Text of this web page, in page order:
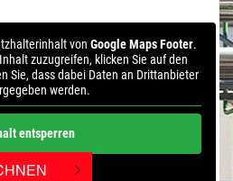
von Google Maps Footer.
zuzugreifen, klicken Sie auf den
Sie, dass dabei Daten an Drittanbieter
werden.
entsperren
Informationen